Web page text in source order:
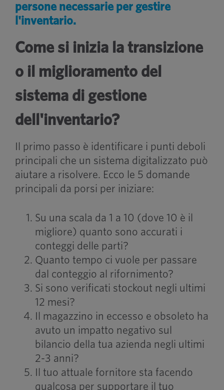
persone necessarie per gestire
l'inventario.
Come si inizia la transizione
o il miglioramento del
sistema di gestione
dell'inventario?
Il primo passo è identificare i punti deboli
principali che un sistema digitalizzato può
aiutare a risolvere. Ecco le 5 domande
principali da porsi per iniziare:
Su una scala da 1 a 10 (dove 10 è il
migliore) quanto sono accurati i
conteggi delle parti?
Quanto tempo ci vuole per passare
dal conteggio al rifornimento?
Si sono verificati stockout negli ultimi
12 mesi?
Il magazzino in eccesso e obsoleto ha
avuto un impatto negativo sul
bilancio della tua azienda negli ultimi
2-3 anni?
Il tuo attuale fornitore sta facendo
qualcosa per supportare il tuo